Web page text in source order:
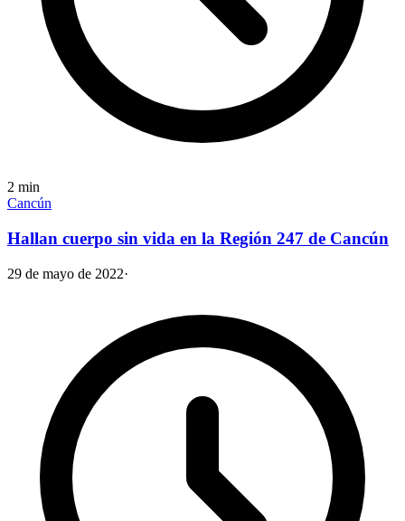
2 min
Cancún
Hallan cuerpo sin vida en la Región 247 de Cancún
29 de mayo de 2022·